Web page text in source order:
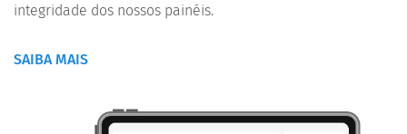
integridade dos nossos painéis.
SAIBA MAIS